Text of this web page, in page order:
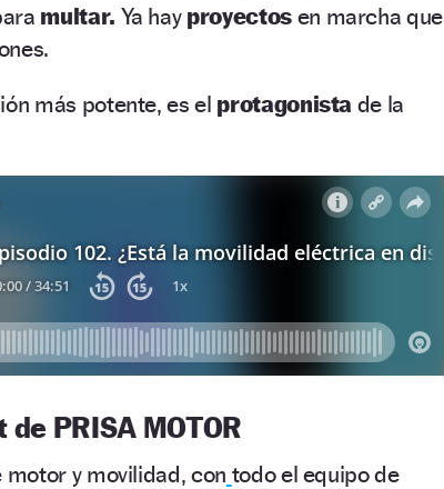
multar. Ya hay proyectos en marcha que
más potente, es el protagonista de la
PRISA MOTOR
y movilidad, con todo el equipo de